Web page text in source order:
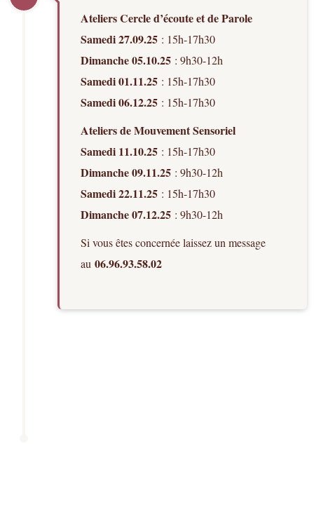
Ateliers Cercle d’écoute et de Parole
Samedi 27.09.25 : 15h-17h30
Dimanche 05.10.25 : 9h30-12h
Samedi 01.11.25 : 15h-17h30
Samedi 06.12.25 : 15h-17h30
Ateliers de Mouvement Sensoriel
Samedi 11.10.25 : 15h-17h30
Dimanche 09.11.25 : 9h30-12h
Samedi 22.11.25 : 15h-17h30
Dimanche 07.12.25 : 9h30-12h
Si vous êtes concernée laissez un message
au 06.96.93.58.02